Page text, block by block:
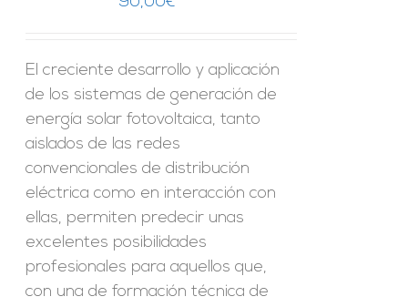
El creciente desarrollo y aplicación
de los sistemas de generación de
energía solar fotovoltaica, tanto
aislados de las redes
convencionales de distribución
eléctrica como en interacción con
ellas, permiten predecir unas
excelentes posibilidades
profesionales para aquellos que,
con una de formación técnica de